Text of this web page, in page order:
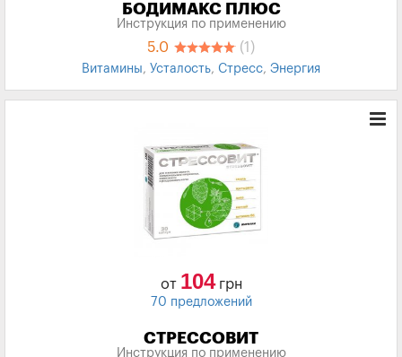
БОДИМАКС ПЛЮС
Инструкция по применению
5.0 (1)
Витамины, Усталость, Стресс, Энергия
от 104грн
70 предложений
СТРЕССОВИТ
Инструкция по применению